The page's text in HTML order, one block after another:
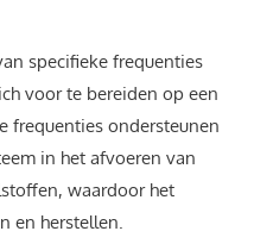
specifieke frequenties
voor te bereiden op een
frequenties ondersteunen
in het afvoeren van
waardoor het
en herstellen.